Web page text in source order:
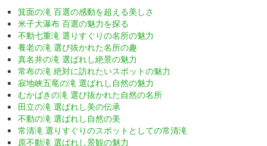
箕面の滝 百選の感動を超える美しさ
米子大瀑布 百選の魅力を探る
不動七重滝 選りすぐりの名所の魅力
養老の滝 選び抜かれた名所の趣
真名井の滝 選ばれし絶景の魅力
常布の滝 絶対に訪れたいスポットの魅力
寂地峡五竜の滝 選ばれし自然の魅力
むかばきの滝 選び抜かれた自然の名所
田立の滝 選ばれし美の伝承
不動の滝 選ばれし自然の美
常清滝 選りすぐりのスポットとしての常清滝
原不動滝 選ばれし景観の魅力